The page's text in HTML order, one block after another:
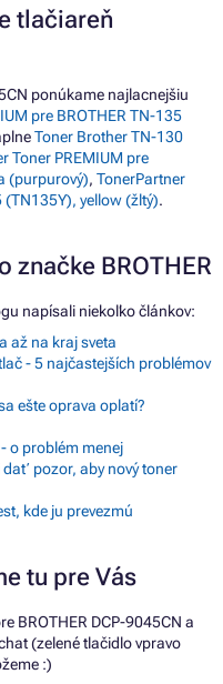
tlačiareň
ponúkame najlacnejšiu
pre BROTHER TN-135
Toner Brother TN-130
Toner PREMIUM pre
(purpurový), TonerPartner
(TN135Y), yellow (žltý).
značke BROTHER
napísali niekoľko článkov:
až na kraj sveta
- 5 najčastejších problémov
ešte oprava oplatí?
o problém menej
pozor, aby nový toner
kde ju prevezmú
tu pre Vás
BROTHER DCP-9045CN a
(zelené tlačidlo vpravo
:)